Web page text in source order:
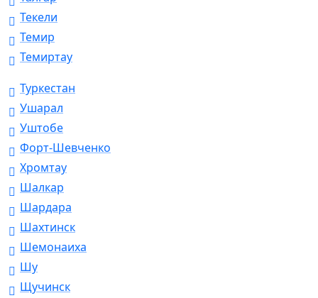
Текели
Темир
Темиртау
Туркестан
Ушарал
Уштобе
Форт-Шевченко
Хромтау
Шалкар
Шардара
Шахтинск
Шемонаиха
Шу
Щучинск